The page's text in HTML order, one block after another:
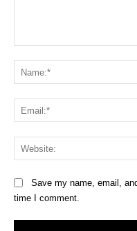
Save my name, email,
time I comment.